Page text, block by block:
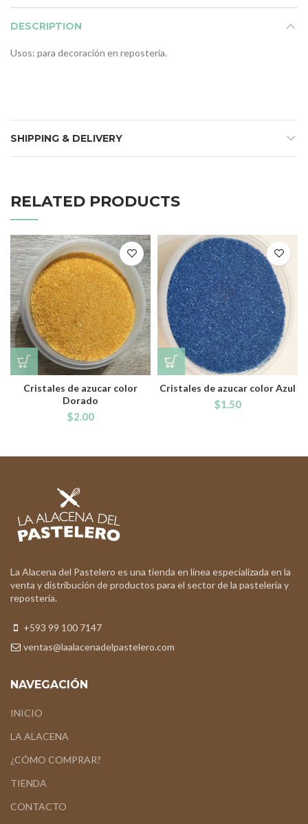
DESCRIPTION
Usos: para decoración en reposteria.
SHIPPING & DELIVERY
RELATED PRODUCTS
Cristales de azucar color
Dorado
$2.00
Cristales de azucar color Azul
$1.50
La Alacena del Pastelero es una tienda en línea especializada en la
venta y distribución de productos para el sector de la pastelería y
repostería.
+593 99 100 7147
ventas@laalacenadelpastelero.com
NAVEGACIÓN
INICIO
LA ALACENA
¿CÓMO COMPRAR?
TIENDA
CONTACTO